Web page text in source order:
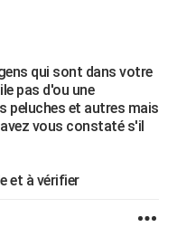
qui sont dans votre
pas d'ou une
peluches et autres mais
vous constaté s'il
et à vérifier